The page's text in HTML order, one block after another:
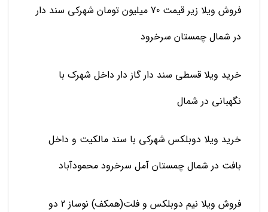
فروش ویلا زیر قیمت 70 میلیون تومان شهرکی سند دار
در شمال چمستان سرخرود
خرید ویلا قسطی سند دار گاز دار داخل شهرک با
نگهبانی در شمال
خرید ویلا دوبلکس شهرکی با سند مالکیت و داخل
بافت در شمال چمستان آمل سرخرود محمودآباد
فروش ویلا نیم دوبلکس و فلت(همکف) نوساز 2 دو